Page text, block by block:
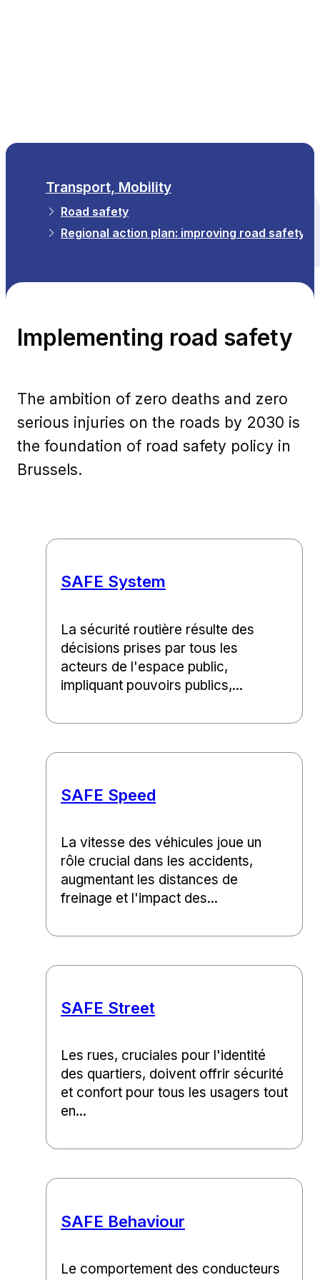
All themes
Transport, Mobility
Road safety
Regional action plan: improving road safety
Implementing road safety
The ambition of zero deaths and zero
serious injuries on the roads by 2030 is
the foundation of road safety policy in
Brussels.
SAFE System
La sécurité routière résulte des
décisions prises par tous les
acteurs de l'espace public,
impliquant pouvoirs publics,...
SAFE Speed
La vitesse des véhicules joue un
rôle crucial dans les accidents,
augmentant les distances de
freinage et l'impact des...
SAFE Street
Les rues, cruciales pour l'identité
des quartiers, doivent offrir sécurité
et confort pour tous les usagers tout
en...
SAFE Behaviour
Le comportement des conducteurs